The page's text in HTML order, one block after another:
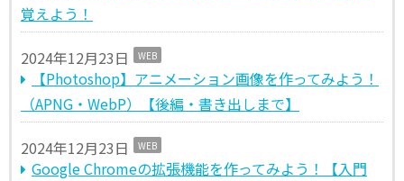
覚えよう！
2024年12月23日 WEB
【Photoshop】アニメーション画像を作ってみよう！
（APNG・WebP）【後編・書き出しまで】
2024年12月23日 WEB
Google Chromeの拡張機能を作ってみよう！【入門